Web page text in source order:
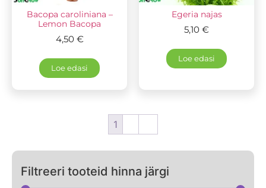
Bacopa caroliniana –
Lemon Bacopa
4,50 €
Loe edasi
Egeria najas
5,10 €
Loe edasi
1
Filtreeri tooteid hinna järgi